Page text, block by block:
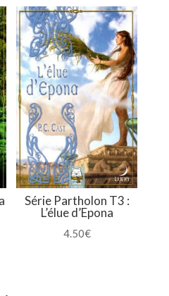
Série Partholon T3 :
L’élue d’Epona
4.50€